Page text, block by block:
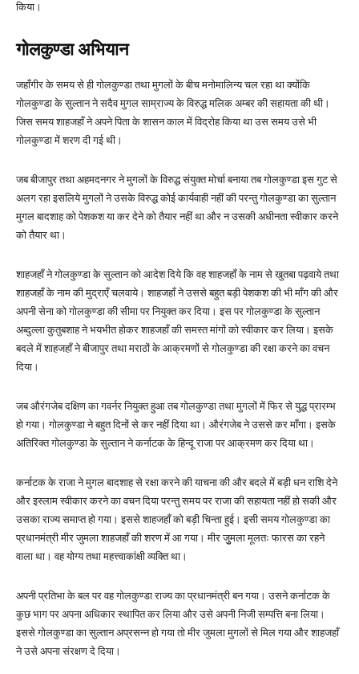
किया।
गोलकुण्डा अभियान
जहाँगीर के समय से ही गोलकुण्डा तथा मुगलों के बीच मनोमालिन्य चल रहा था क्योंकि
गोलकुण्डा के सुल्तान ने सदैव मुगल साम्राज्य के विरुद्ध मलिक अम्बर की सहायता की थी।
जिस समय शाहजहाँ ने अपने पिता के शासन काल में विद्रोह किया था उस समय उसे भी
गोलकुण्डा में शरण दी गई थी।
जब बीजापुर तथा अहमदनगर ने मुगलों के विरुद्ध संयुक्त मोर्चा बनाया तब गोलकुण्डा इस गुट से
अलग रहा इसलिये मुगलों ने उसके विरुद्ध कोई कार्यवाही नहीं की परन्तु गोलकुण्डा का सुल्तान
मुगल बादशाह को पेशकश या कर देने को तैयार नहीं था और न उसकी अधीनता स्वीकार करने
को तैयार था।
शाहजहाँ ने गोलकुण्डा के सुल्तान को आदेश दिये कि वह शाहजहाँ के नाम से खुतबा पढ़वाये तथा
शाहजहाँ के नाम की मुद्राएँ चलवाये। शाहजहाँ ने उससे बहुत बड़ी पेशकश की भी माँग की और
अपनी सेना को गोलकुण्डा की सीमा पर नियुक्त कर दिया। इस पर गोलकुण्डा के सुल्तान
अब्दुल्ला कुतुबशाह ने भयभीत होकर शाहजहाँ की समस्त मांगों को स्वीकार कर लिया। इसके
बदले में शाहजहाँ ने बीजापुर तथा मराठों के आक्रमणों से गोलकुण्डा की रक्षा करने का वचन
दिया।
जब औरंगजेब दक्षिण का गवर्नर नियुक्त हुआ तब गोलकुण्डा तथा मुगलों में फिर से युद्ध प्रारम्भ
हो गया। गोलकुण्डा ने बहुत दिनों से कर नहीं दिया था। औरंगजेब ने उससे कर माँगा। इसके
अतिरिक्त गोलकुण्डा के सुल्तान ने कर्नाटक के हिन्दू राजा पर आक्रमण कर दिया था।
कर्नाटक के राजा ने मुगल बादशाह से रक्षा करने की याचना की और बदले में बड़ी धन राशि देने
और इस्लाम स्वीकार करने का वचन दिया परन्तु समय पर राजा की सहायता नहीं हो सकी और
उसका राज्य समाप्त हो गया। इससे शाहजहाँ को बड़ी चिन्ता हुई। इसी समय गोलकुण्डा का
प्रधानमंत्री मीर जुमला शाहजहाँ की शरण में आ गया। मीर जुुमला मूलतः फारस का रहने
वाला था। वह योग्य तथा महत्त्वाकांक्षी व्यक्ति था।
अपनी प्रतिभा के बल पर वह गोलकुण्डा राज्य का प्रधानमंत्री बन गया। उसने कर्नाटक के
कुछ भाग पर अपना अधिकार स्थापित कर लिया और उसे अपनी निजी सम्पत्ति बना लिया।
इससे गोलकुण्डा का सुल्तान अप्रसन्न हो गया तो मीर जुमला मुगलों से मिल गया और शाहजहाँ
ने उसे अपना संरक्षण दे दिया।